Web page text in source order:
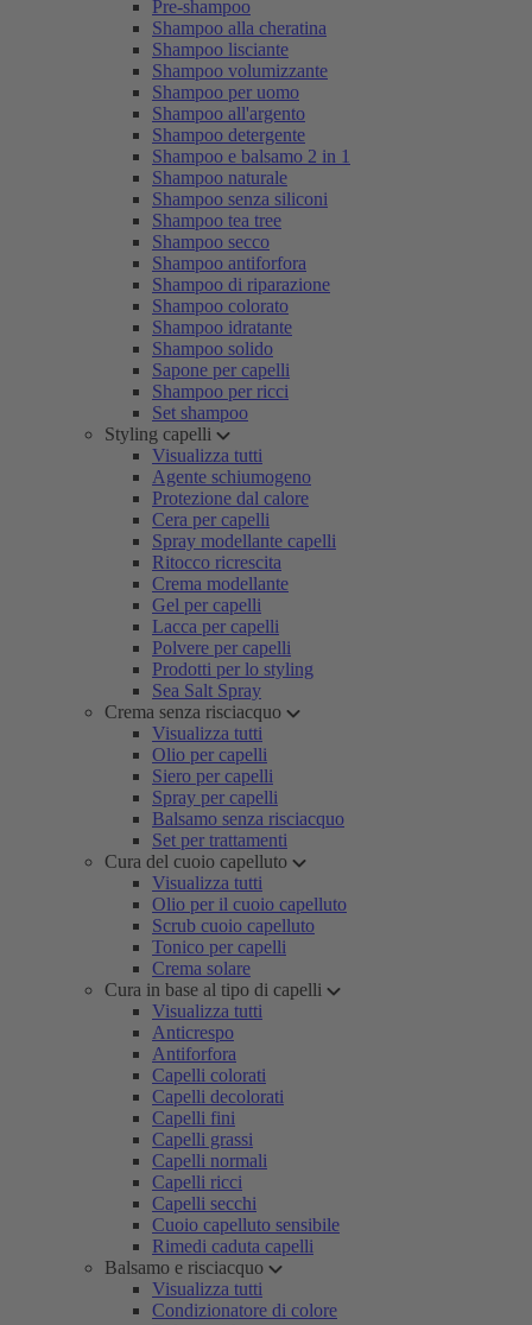
Pre-shampoo
Shampoo alla cheratina
Shampoo lisciante
Shampoo volumizzante
Shampoo per uomo
Shampoo all'argento
Shampoo detergente
Shampoo e balsamo 2 in 1
Shampoo naturale
Shampoo senza siliconi
Shampoo tea tree
Shampoo secco
Shampoo antiforfora
Shampoo di riparazione
Shampoo colorato
Shampoo idratante
Shampoo solido
Sapone per capelli
Shampoo per ricci
Set shampoo
Styling capelli
Visualizza tutti
Agente schiumogeno
Protezione dal calore
Cera per capelli
Spray modellante capelli
Ritocco ricrescita
Crema modellante
Gel per capelli
Lacca per capelli
Polvere per capelli
Prodotti per lo styling
Sea Salt Spray
Crema senza risciacquo
Visualizza tutti
Olio per capelli
Siero per capelli
Spray per capelli
Balsamo senza risciacquo
Set per trattamenti
Cura del cuoio capelluto
Visualizza tutti
Olio per il cuoio capelluto
Scrub cuoio capelluto
Tonico per capelli
Crema solare
Cura in base al tipo di capelli
Visualizza tutti
Anticrespo
Antiforfora
Capelli colorati
Capelli decolorati
Capelli fini
Capelli grassi
Capelli normali
Capelli ricci
Capelli secchi
Cuoio capelluto sensibile
Rimedi caduta capelli
Balsamo e risciacquo
Visualizza tutti
Condizionatore di colore